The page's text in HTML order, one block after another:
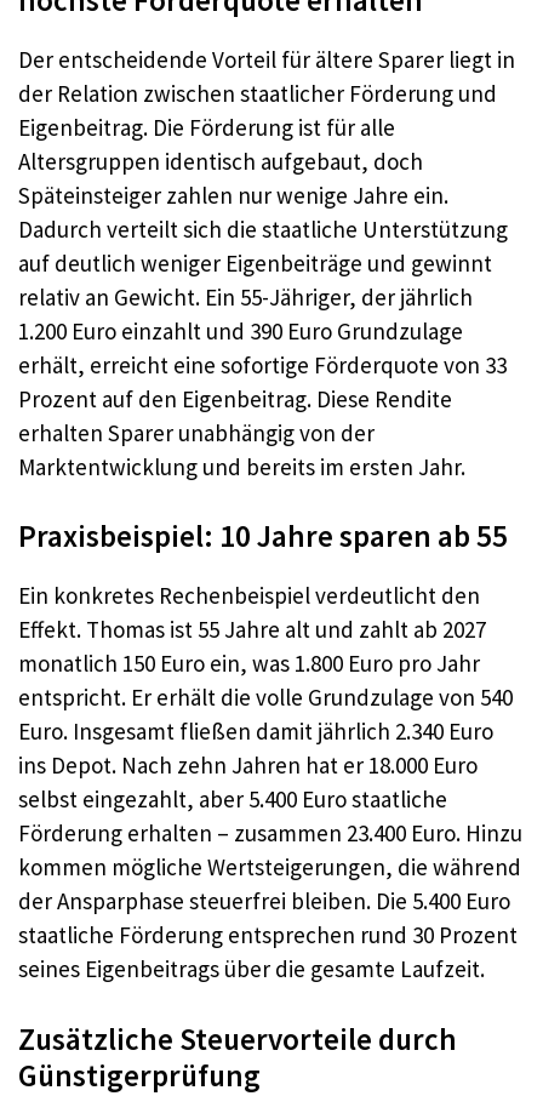
Der entscheidende Vorteil für ältere Sparer liegt in
der Relation zwischen staatlicher Förderung und
Eigenbeitrag. Die Förderung ist für alle
Altersgruppen identisch aufgebaut, doch
Späteinsteiger zahlen nur wenige Jahre ein.
Dadurch verteilt sich die staatliche Unterstützung
auf deutlich weniger Eigenbeiträge und gewinnt
relativ an Gewicht. Ein 55-Jähriger, der jährlich
1.200 Euro einzahlt und 390 Euro Grundzulage
erhält, erreicht eine sofortige Förderquote von 33
Prozent auf den Eigenbeitrag. Diese Rendite
erhalten Sparer unabhängig von der
Marktentwicklung und bereits im ersten Jahr.
Praxisbeispiel: 10 Jahre sparen ab 55
Ein konkretes Rechenbeispiel verdeutlicht den
Effekt. Thomas ist 55 Jahre alt und zahlt ab 2027
monatlich 150 Euro ein, was 1.800 Euro pro Jahr
entspricht. Er erhält die volle Grundzulage von 540
Euro. Insgesamt fließen damit jährlich 2.340 Euro
ins Depot. Nach zehn Jahren hat er 18.000 Euro
selbst eingezahlt, aber 5.400 Euro staatliche
Förderung erhalten – zusammen 23.400 Euro. Hinzu
kommen mögliche Wertsteigerungen, die während
der Ansparphase steuerfrei bleiben. Die 5.400 Euro
staatliche Förderung entsprechen rund 30 Prozent
seines Eigenbeitrags über die gesamte Laufzeit.
Zusätzliche Steuervorteile durch
Günstigerprüfung